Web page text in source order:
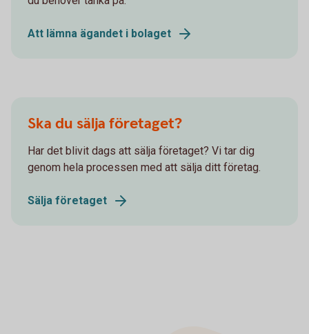
Att lämna ägandet i bolaget
Ska du sälja företaget?
Har det blivit dags att sälja företaget? Vi tar dig
genom hela processen med att sälja ditt företag.
Sälja företaget